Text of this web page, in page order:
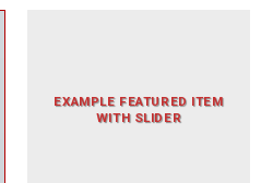
EXAMPLE FEATURED ITEM
WITH SLIDER